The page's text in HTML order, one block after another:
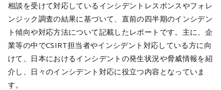
採用
メールマガ
相談を受けて対応しているインシデントレスポンスやフォレ
ンジック調査の結果に基づいて、直前の四半期のインシデン
ト傾向や対応方法について記載したレポートです。主に、企
業等の中でCSIRT担当者やインシデント対応している方に向
けて、日本におけるインシデントの発生状況や脅威情報を紹
介し、日々のインシデント対応に役立つ内容となっていま
す。